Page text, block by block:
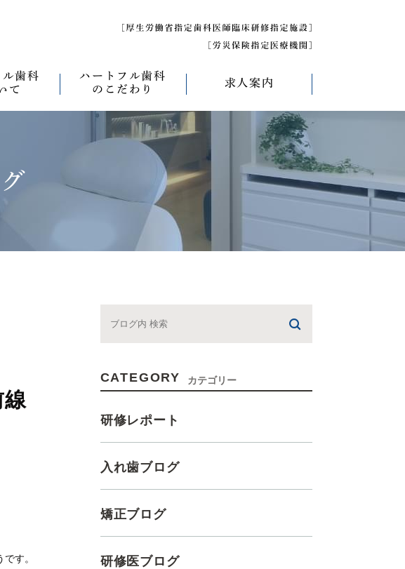
イジルコニア治療
メンテナンス
オン4
歯科
て
治療
科
内
ハートフル歯科
のこだわり
なるべく痛くない治療
なるべく削らない治療
なるべく抜かない治療
なるべく短期間の治療
滅菌管理について
求人案内
求人募集について
研修医募集
グ
す。
CATEGORY カテゴリー
研修レポート
入れ歯ブログ
矯正ブログ
研修医ブログ